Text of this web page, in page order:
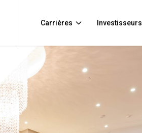
Carrières Investisseurs